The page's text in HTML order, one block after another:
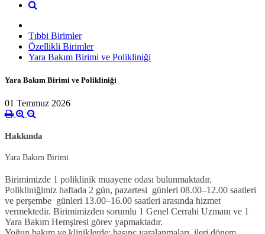
Tıbbi Birimler
Özellikli Birimler
Yara Bakım Birimi ve Polikliniği
Yara Bakım Birimi ve Polikliniği
01 Temmuz 2026
Hakkında
Yara Bakım Birimi
Birimimizde 1 poliklinik muayene odası bulunmaktadır.
Polikliniğimiz haftada 2 gün, pazartesi günleri 08.00–12.00 saatleri
ve perşembe günleri 13.00–16.00 saatleri arasında hizmet
vermektedir. Birimimizden sorumlu 1 Genel Cerrahi Uzmanı ve 1
Yara Bakım Hemşiresi görev yapmaktadır.